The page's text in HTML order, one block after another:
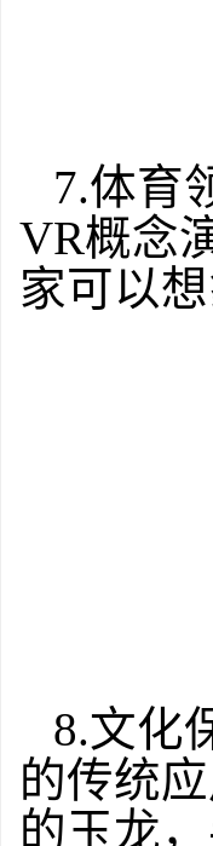
7.体育
VR概念
家可以
8.文化
的传统
的玉龙